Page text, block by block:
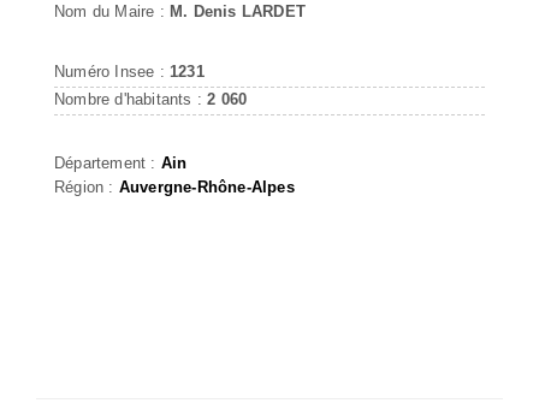
Nom du Maire : M. Denis LARDET
Numéro Insee : 1231
Nombre d'habitants :2 060
Département : Ain
Région : Auvergne-Rhône-Alpes